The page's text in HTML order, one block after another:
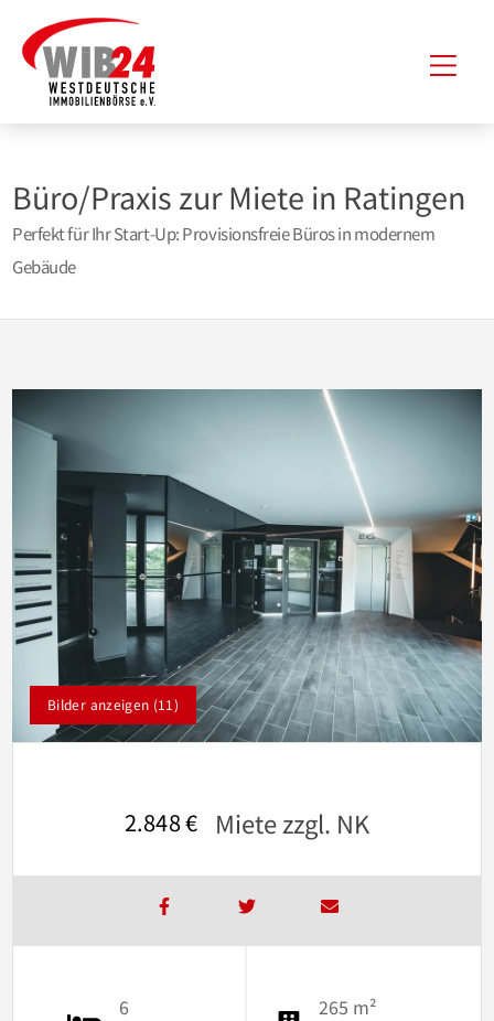
Inhalt
springen
Büro/Praxis zur Miete in Ratingen
Perfekt für Ihr Start-Up: Provisionsfreie Büros in modernem
Gebäude
Bilder anzeigen (11)
2.848 € Miete zzgl. NK
6 265 m²